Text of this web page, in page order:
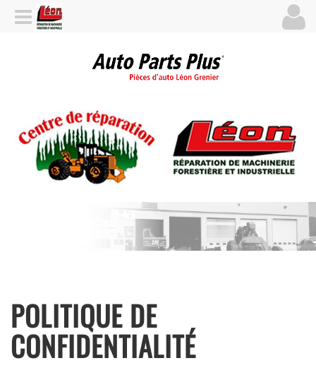
POLITIQUE DE
CONFIDENTIALITÉ